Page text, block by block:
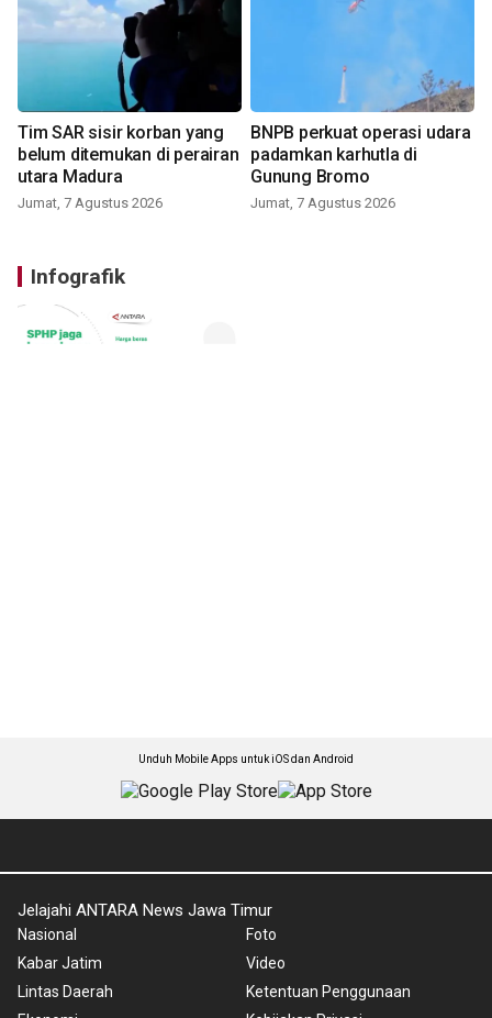
Tim SAR sisir korban yang
belum ditemukan di perairan
utara Madura
Jumat, 7 Agustus 2026
BNPB perkuat operasi udara
padamkan karhutla di
Gunung Bromo
Jumat, 7 Agustus 2026
Infografik
Unduh Mobile Apps untuk iOS dan Android
Jelajahi ANTARA News Jawa Timur
Nasional
Kabar Jatim
Lintas Daerah
Foto
Video
Ketentuan Penggunaan